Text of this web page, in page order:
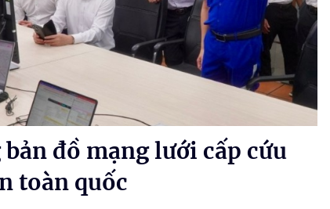
động lớn được diễn ra tại Lễ hội sầu riêng 2026
triển khai các nhiệm vụ trong lĩnh vực cấp cứu, điều trị đột
tâm đưa sân bay Liên Khương trở lại khai thác vào ngày 19/
khỏe – Doanh nghiệp: Tìm giải pháp tăng cường chống
mạng lưới cấp cứu ngoại viện toàn quốc
bản đồ mạng lưới cấp cứu
toàn quốc